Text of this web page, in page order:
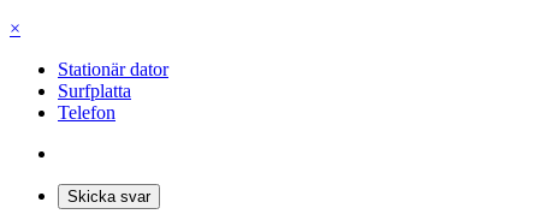
×
Stationär dator
Surfplatta
Telefon
Skicka svar